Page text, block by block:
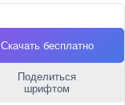
Скачать бесплатно
Поделиться
шрифтом